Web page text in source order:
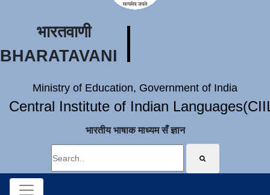
भारतवाणी
BHARATAVANI
Ministry of Education, Government of India
Central Institute of Indian
भारतीय भाषाक माध्यम सँ ज्ञान